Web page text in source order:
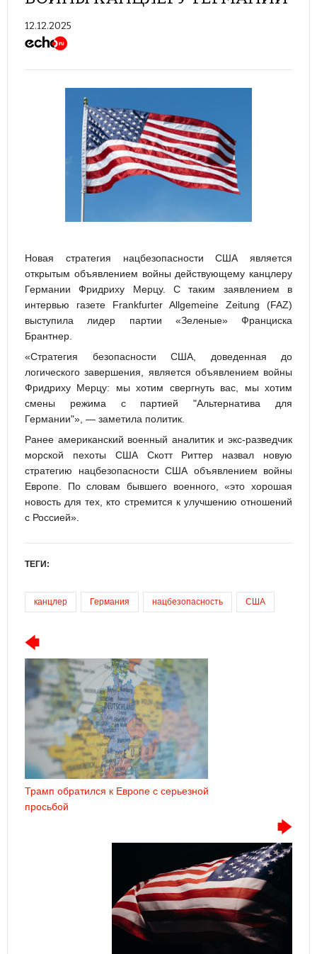
12.12.2025
Новая стратегия нацбезопасности США является
открытым объявлением войны действующему канцлеру
Германии Фридриху Мерцу. С таким заявлением в
интервью газете Frankfurter Allgemeine Zeitung (FAZ)
выступила лидер партии «Зеленые» Франциска
Брантнер.
«Стратегия безопасности США, доведенная до
логического завершения, является объявлением войны
Фридриху Мерцу: мы хотим свергнуть вас, мы хотим
смены режима с партией "Альтернатива для
Германии"», — заметила политик.
Ранее американский военный аналитик и экс-разведчик
морской пехоты США Скотт Риттер назвал новую
стратегию нацбезопасности США объявлением войны
Европе. По словам бывшего военного, «это хорошая
новость для тех, кто стремится к улучшению отношений
с Россией».
ТЕГИ:
канцлер Германия нацбезопасность США
Трамп обратился к Европе с серьезной
просьбой